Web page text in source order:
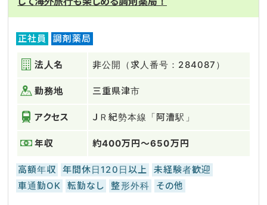
正社員 調剤薬局
法人名 非公開（求人番号：284087）
勤務地 三重県津市
アクセス ＪＲ紀勢本線「阿漕駅」
年収 約400万円～650万円
高額年収 年間休日120日以上
未経験者歓迎
車通勤OK
転勤なし 整形外科 その他